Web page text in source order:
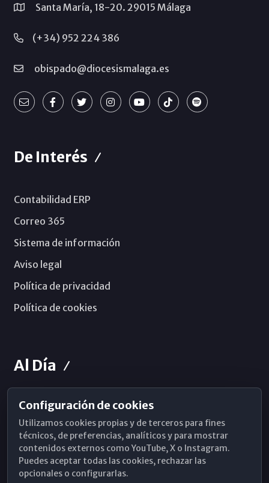
Santa María, 18-20. 29015 Málaga
(+34) 952 224 386
obispado@diocesismalaga.es
De Interés
Contabilidad ERP
Correo 365
Sistema de información
Aviso legal
Política de privacidad
Política de cookies
Al Día
Horarios de Misa
Hemeroteca
WhatsApp
Configuración de cookies
Utilizamos cookies propias y de terceros para fines
técnicos, de preferencias, analíticos y para mostrar
contenidos externos como YouTube, X o Instagram.
Puedes aceptar todas las cookies, rechazar las
opcionales o configurarlas.